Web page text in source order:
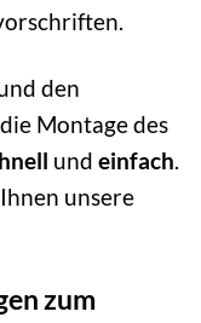
den
Montage des
und einfach
unsere
zum